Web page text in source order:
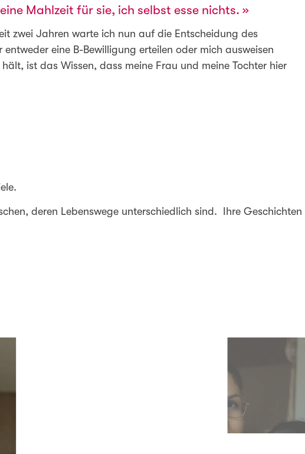
Mahlzeit für sie, ich selbst esse nichts.
zwei Jahren warte ich nun auf die Entscheidung des
eine B-Bewilligung erteilen oder mich ausweisen
ist das Wissen, dass meine Frau und meine Tochter hier
deren Lebenswege unterschiedlich sind. Ihre